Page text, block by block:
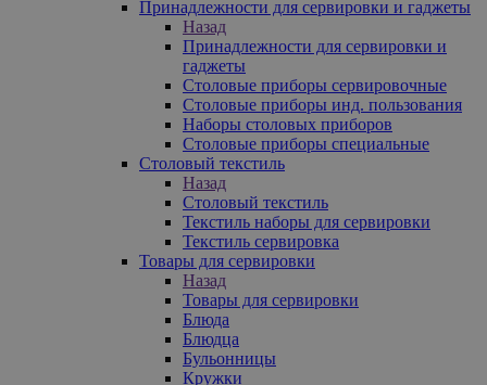
Принадлежности для сервировки и гаджеты
Назад
Принадлежности для сервировки и
гаджеты
Столовые приборы сервировочные
Столовые приборы инд. пользования
Наборы столовых приборов
Столовые приборы специальные
Столовый текстиль
Назад
Столовый текстиль
Текстиль наборы для сервировки
Текстиль сервировка
Товары для сервировки
Назад
Товары для сервировки
Блюда
Блюдца
Бульонницы
Кружки